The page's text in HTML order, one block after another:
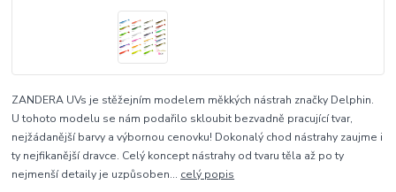
ZANDERA UVs je stěžejním modelem měkkých nástrah značky Delphin.
U tohoto modelu se nám podařilo skloubit bezvadně pracující tvar,
nejžádanější barvy a výbornou cenovku! Dokonalý chod nástrahy zaujme i
ty nejfikanější dravce. Celý koncept nástrahy od tvaru těla až po ty
nejmenší detaily je uzpůsoben... celý popis